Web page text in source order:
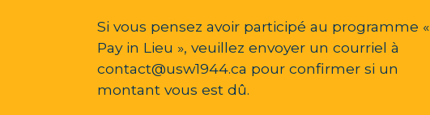
Si vous pensez avoir participé au programme «
Pay in Lieu », veuillez envoyer un courriel à
contact@usw1944.ca pour confirmer si un
montant vous est dû.